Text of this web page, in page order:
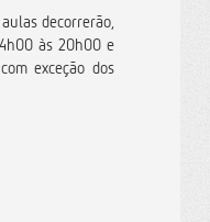
decorrerão,
às 20h00 e
exceção dos